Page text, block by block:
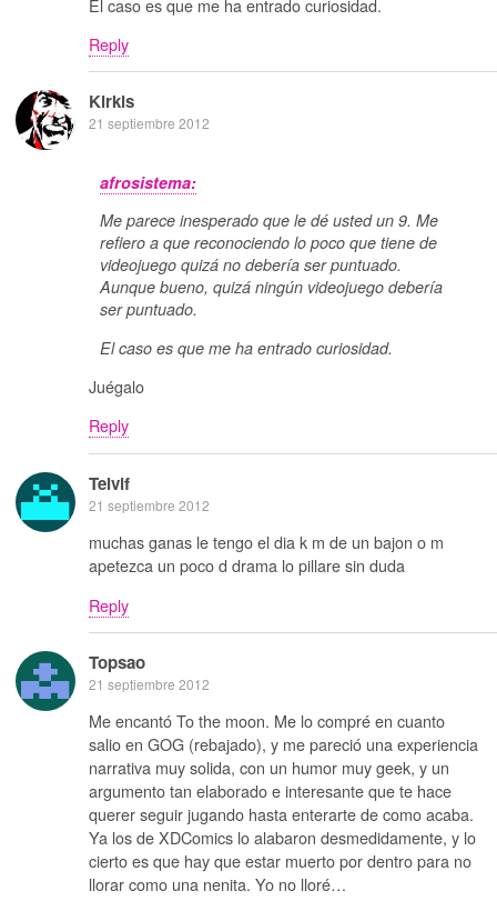
Reply
Kirkis
21 septiembre 2012
afrosistema:
Me parece inesperado que le dé usted un 9. Me
refiero a que reconociendo lo poco que tiene de
videojuego quizá no debería ser puntuado.
Aunque bueno, quizá ningún videojuego debería
ser puntuado.
El caso es que me ha entrado curiosidad.
Juégalo
Reply
Telvif
21 septiembre 2012
muchas ganas le tengo el dia k m de un bajon o m
apetezca un poco d drama lo pillare sin duda
Reply
Topsao
21 septiembre 2012
Me encantó To the moon. Me lo compré en cuanto
salio en GOG (rebajado), y me pareció una experiencia
narrativa muy solida, con un humor muy geek, y un
argumento tan elaborado e interesante que te hace
querer seguir jugando hasta enterarte de como acaba.
Ya los de XDComics lo alabaron desmedidamente, y lo
cierto es que hay que estar muerto por dentro para no
llorar como una nenita. Yo no lloré…